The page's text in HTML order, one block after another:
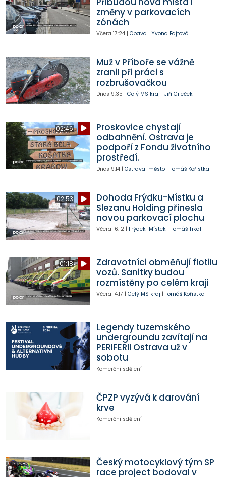
změny v parkovacích
zónách
Včera 17:24| Opava | Yvona Fajtová
Muž v Příboře se vážně
zranil při práci s
rozbrušovačkou
Dnes 9:35 | Celý MS kraj | Jiří Cileček
02:46
Proskovice chystají
odbahnění. Ostrava je
podpoří z Fondu životního
prostředí.
Dnes 9:14| Ostrava-město| Tomáš Kořistka
02:53
Dohoda Frýdku-Místku a
Slezanu Holding přinesla
novou parkovací plochu
Včera 16:12| Frýdek-Místek| Tomáš Tikal
01:18
Zdravotníci obměňují flotilu
vozů. Sanitky budou
rozmístěny po celém kraji
Včera 14:17 | Celý MS kraj | Tomáš Kořistka
Legendy tuzemského
undergroundu zavítají na
PERIFERII Ostrava už v
sobotu
Komerční sdělení
ČPZP vyzývá k darování
krve
Komerční sdělení
Český motocyklový tým SP
race project bodoval v